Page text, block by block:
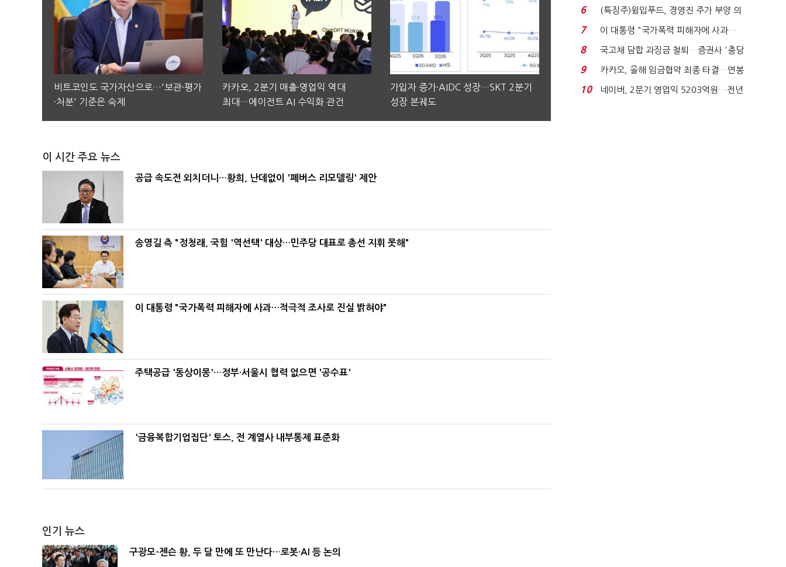
비트코인도 국가자산으로…'보관·평가
·처분' 기준은 숙제
카카오, 2분기 매출·영업익 역대
최대…에이전트 AI 수익화 관건
가입자 증가·AIDC 성장…SKT 2분기
성장 본궤도
이 시간 주요 뉴스
공급 속도전 외치더니…황희, 난데없이 '폐버스 리모델링' 제안
송영길 측 "정청래, 국힘 '역선택' 대상…민주당 대표로 총선 지휘 못해"
이 대통령 "국가폭력 피해자에 사과…적극적 조사로 진실 밝혀야"
주택공급 '동상이몽'…정부·서울시 협력 없으면 '공수표'
'금융복합기업집단' 토스, 전 계열사 내부통제 표준화
인기 뉴스
구광모-젠슨 황, 두 달 만에 또 만난다…로봇·AI 등 논의
빈 매대 채우며 문 연 ...
6
(특징주)윙입푸드, 경영진 주가 부양 의
지에 상한가...
7
이 대통령 "국가폭력 피해자에 사과…
적극적 조사로 진...
8
국고채 담합 과징금 철퇴…증권사 '충당
금 폭탄' 우려...
9
카카오, 올해 임금협약 최종 타결…연봉
6.3% 인상·격려...
10
네이버, 2분기 영업익 5203억원…전년